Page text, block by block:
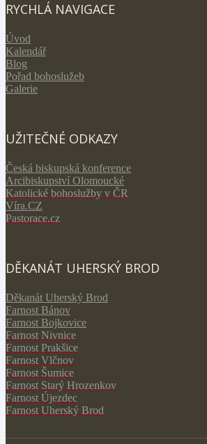
RYCHLÁ NAVIGACE
Úvod
Kalendář
Blog
Pořad bohoslužeb
Galerie
UŽITEČNÉ ODKAZY
Česká biskupská konference
Arcibiskupství Olomoucké
Katolické bohoslužby v ČR
Víra.CZ
Pastorace.cz
DĚKANÁT UHERSKÝ BROD
Děkanát Uherský Brod
Farnost Bánov
Farnost Bojkovice
Farnost Nivnice
Farnost Prakšice
Farnost Vlčnov
Farnost Šumice
Farnost Starý Hrozenkov
Farnost Újezdec
Farnost Uherský Brod